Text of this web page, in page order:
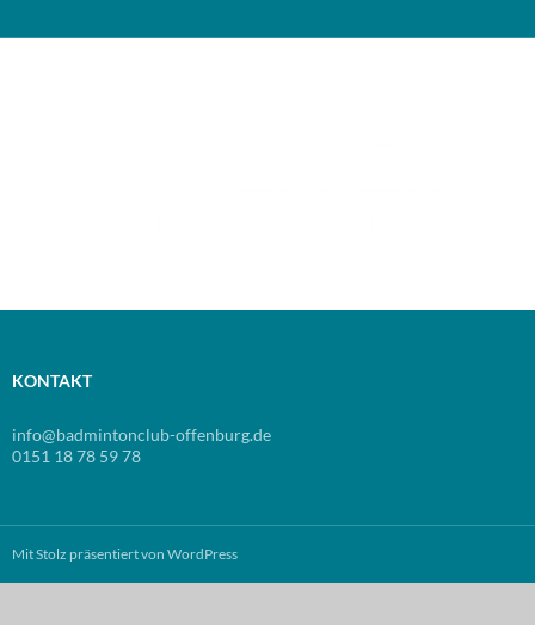
KONTAKT
info@badmintonclub-offenburg.de
0151 18 78 59 78
Mit Stolz präsentiert von WordPress